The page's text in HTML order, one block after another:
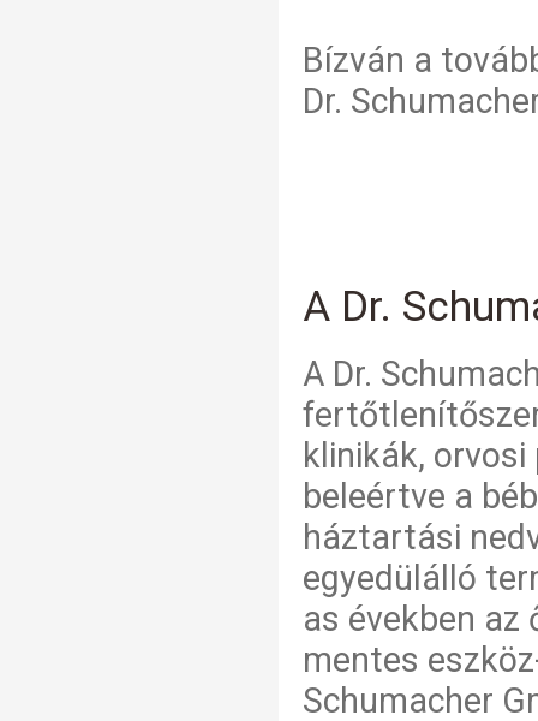
Bízván a
Dr.
A Dr.
A Dr.
klinikák,
beleértve a
háztartási
egyedülálló
as években
mentes
Schumacher